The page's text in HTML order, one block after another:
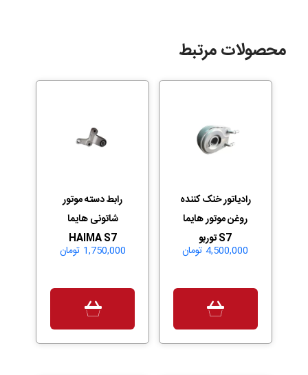
محصولات مرتبط
رادیاتور خنک کننده
روغن موتور هایما
S7 توربو
4,500,000 تومان
رابط دسته موتور
شاتونی هایما
HAIMA S7
1,750,000 تومان